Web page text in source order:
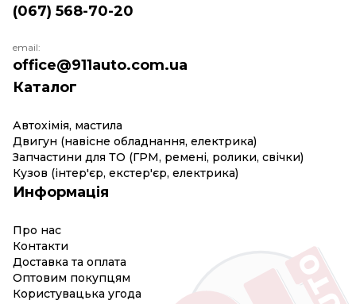
Каталог
Автохімія, мастила
Двигун (навісне обладнання, електрика)
Запчастини для ТО (ГРМ, ремені, ролики, свічки)
Кузов (інтер'єр, екстер'єр, електрика)
Информація
Про нас
Контакти
Доставка та оплата
Оптовим покупцям
Користувацька угода
(067) 568-70-20
email:
office@911auto.com.ua